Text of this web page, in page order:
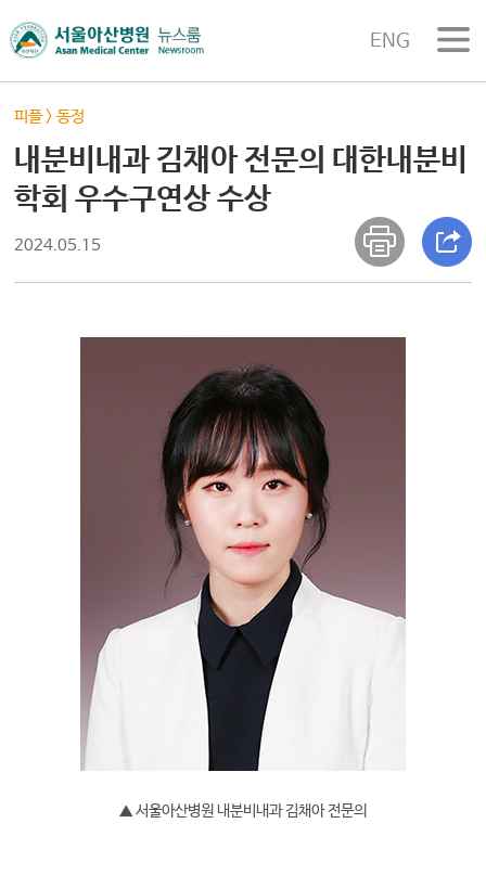
ENG
피플>동정
내분비내과 김채아 전문의 대한내분비
학회 우수구연상 수상
2024.05.15
▲ 서울아산병원 내분비내과 김채아 전문의